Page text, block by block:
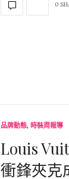
0
品牌動態, 時裝周報導
Louis
衝鋒夾克